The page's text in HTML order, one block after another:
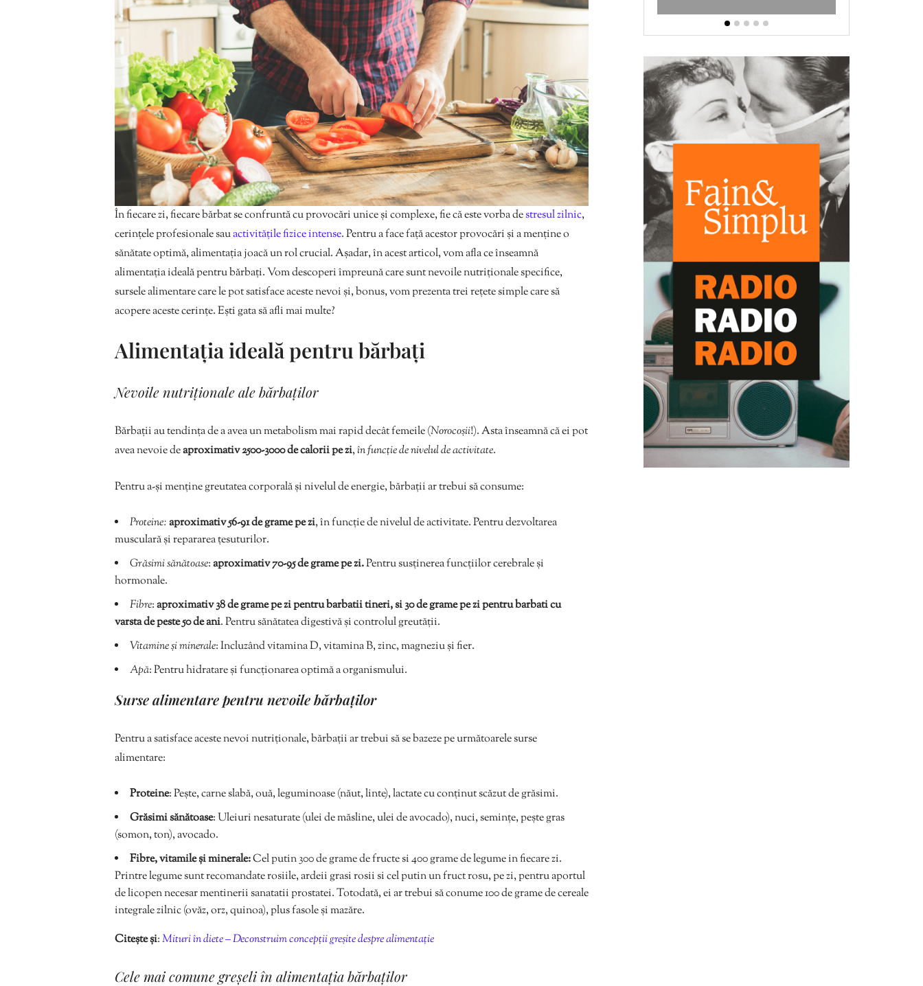
În fiecare zi, fiecare bărbat se confruntă cu provocări unice și complexe, fie că este vorba destresul zilnic,
cerințele profesionale sauactivitățile fizice intense. Pentru a face față acestor provocări și a menține o
sănătate optimă, alimentația joacă un rol crucial. Așadar, în acest articol, vom afla ce înseamnă
alimentația ideală pentru bărbați. Vom descoperi împreună care sunt nevoile nutriționale specifice,
sursele alimentare care le pot satisface aceste nevoi și, bonus, vom prezenta trei rețete simple care să
acopere aceste cerințe. Ești gata să afli mai multe?
Alimentația ideală pentru bărbați
Nevoile nutriționale ale bărbaților
Bărbații au tendința de a avea un metabolism mai rapid decât femeile (Norocoșii!). Asta înseamnă că ei pot
avea nevoie deaproximativ 2500-3000 de calorii pe zi,în funcție de nivelul de activitate.
Pentru a-și menține greutatea corporală și nivelul de energie, bărbații ar trebui să consume:
Proteine:aproximativ 56-91 de grame pe zi, în funcție de nivelul de activitate. Pentru dezvoltarea
musculară și repararea țesuturilor.
Grăsimi sănătoase:aproximativ 70-95 de grame pe zi.Pentru susținerea funcțiilor cerebrale și
hormonale.
Fibre:aproximativ 38 de grame pe zi pentru barbatii tineri, si 30 de grame pe zi pentru barbati cu
varsta de peste 50 de ani. Pentru sănătatea digestivă și controlul greutății.
Vitamine și minerale: Incluzând vitamina D, vitamina B, zinc, magneziu și fier.
Apă: Pentru hidratare și funcționarea optimă a organismului.
Surse alimentare pentru nevoile bărbaților
Pentru a satisface aceste nevoi nutriționale, bărbații ar trebui să se bazeze pe următoarele surse
alimentare:
Proteine: Pește, carne slabă, ouă, leguminoase (năut, linte), lactate cu conținut scăzut de grăsimi.
Grăsimi sănătoase: Uleiuri nesaturate (ulei de măsline, ulei de avocado), nuci, semințe, pește gras
(somon, ton), avocado.
Fibre, vitamile și minerale:Cel putin 300 de grame de fructe si 400 grame de legume in fiecare zi.
Printre legume sunt recomandate rosiile, ardeii grasi rosii si cel putin un fruct rosu, pe zi, pentru aportul
de licopen necesar mentinerii sanatatii prostatei. Totodată, ei ar trebui să conume 100 de grame de cereale
integrale zilnic (ovăz, orz, quinoa), plus fasole și mazăre.
Citește și:Mituri în diete – Deconstruim concepții greșite despre alimentație
Cele mai comune greșeli în alimentația bărbaților